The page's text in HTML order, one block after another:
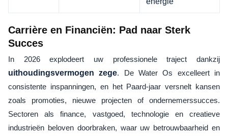
Carrière en Financiën: Pad naar Sterk
Succes
In 2026 explodeert uw professionele traject dankzij
uithoudingsvermogen zege. De Water Os excelleert in
consistente inspanningen, en het Paard-jaar versnelt kansen
zoals promoties, nieuwe projecten of ondernemerssucces.
Sectoren als finance, vastgoed, technologie en creatieve
industrieën beloven doorbraken, waar uw betrouwbaarheid en